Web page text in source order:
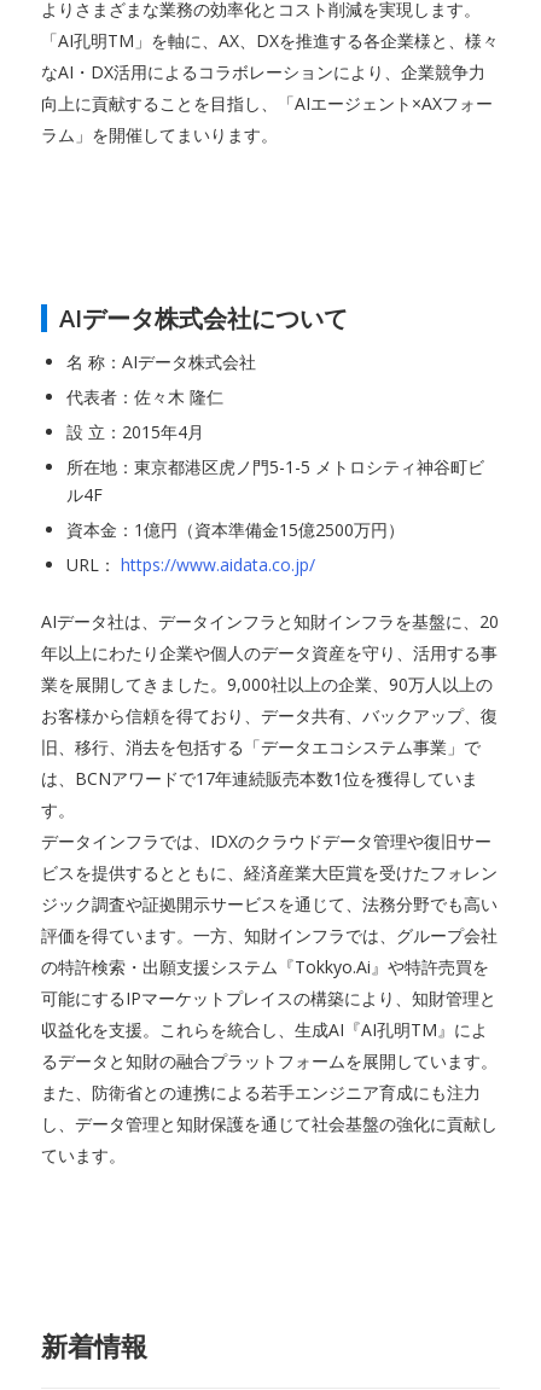
よりさまざまな業務の効率化とコスト削減を実現します。
「AI孔明TM」を軸に、AX、DXを推進する各企業様と、様々
なAI・DX活用によるコラボレーションにより、企業競争力
向上に貢献することを目指し、「AIエージェント×AXフォー
ラム」を開催してまいります。
AIデータ株式会社について
名 称：AIデータ株式会社
代表者：佐々木 隆仁
設 立：2015年4月
所在地：東京都港区虎ノ門5-1-5 メトロシティ神谷町ビ
ル4F
資本金：1億円（資本準備金15億2500万円）
URL： https://www.aidata.co.jp/
AIデータ社は、データインフラと知財インフラを基盤に、20
年以上にわたり企業や個人のデータ資産を守り、活用する事
業を展開してきました。9,000社以上の企業、90万人以上の
お客様から信頼を得ており、データ共有、バックアップ、復
旧、移行、消去を包括する「データエコシステム事業」で
は、BCNアワードで17年連続販売本数1位を獲得していま
す。
データインフラでは、IDXのクラウドデータ管理や復旧サー
ビスを提供するとともに、経済産業大臣賞を受けたフォレン
ジック調査や証拠開示サービスを通じて、法務分野でも高い
評価を得ています。一方、知財インフラでは、グループ会社
の特許検索・出願支援システム『Tokkyo.Ai』や特許売買を
可能にするIPマーケットプレイスの構築により、知財管理と
収益化を支援。これらを統合し、生成AI『AI孔明TM』によ
るデータと知財の融合プラットフォームを展開しています。
また、防衛省との連携による若手エンジニア育成にも注力
し、データ管理と知財保護を通じて社会基盤の強化に貢献し
ています。
新着情報